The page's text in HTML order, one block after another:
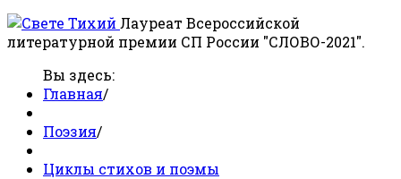
Лауреат Всероссийской
литературной премии СП России "СЛОВО-2021".
Вы здесь:
Главная/
Поэзия/
Циклы стихов и поэмы